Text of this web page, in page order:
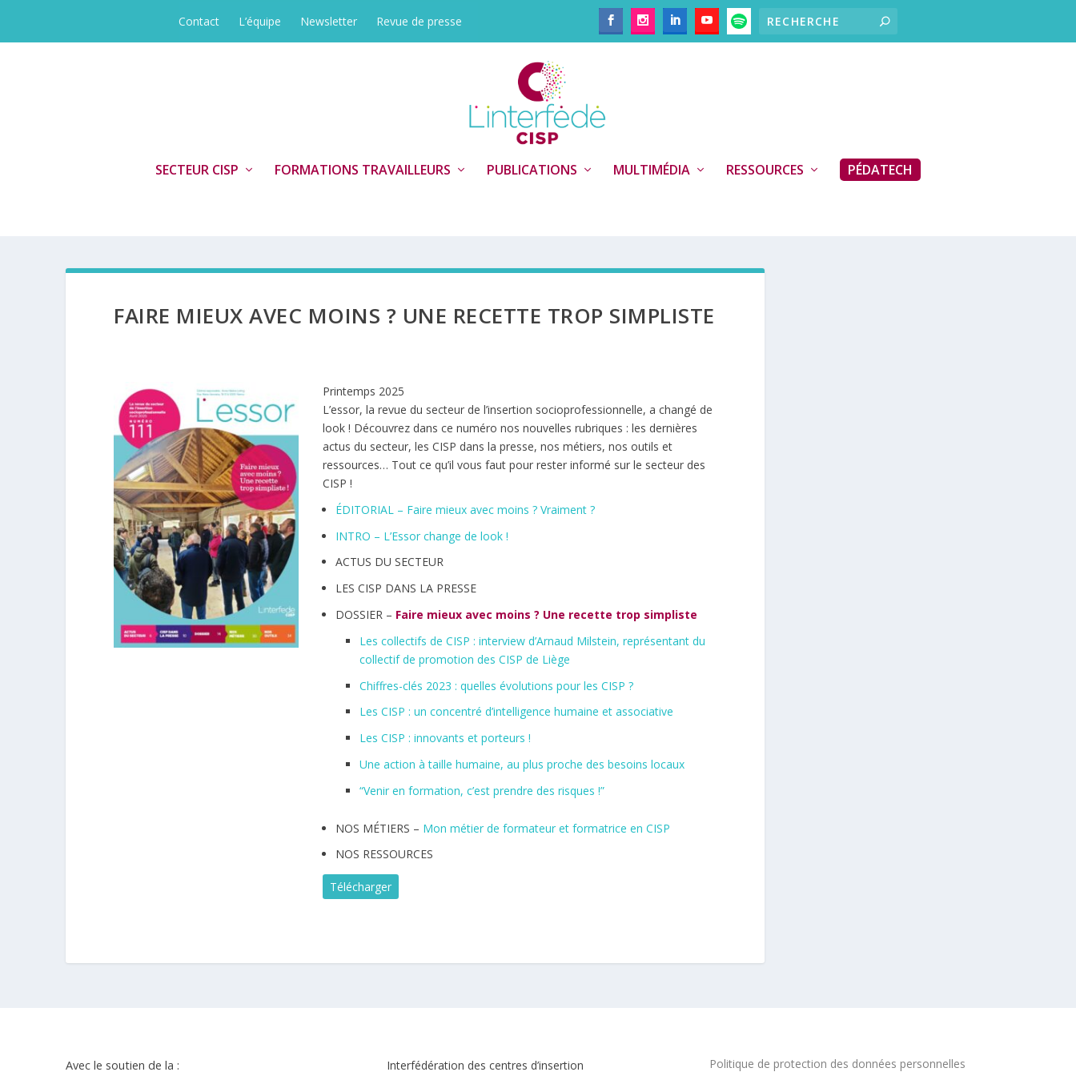
Contact L’équipe Newsletter Revue de presse
SECTEUR CISP FORMATIONS TRAVAILLEURS PUBLICATIONS MULTIMÉDIA RESSOURCES PÉDATECH
FAIRE MIEUX AVEC MOINS ? UNE RECETTE TROP SIMPLISTE
Printemps 2025
L’essor, la revue du secteur de l’insertion socioprofessionnelle, a changé de
look ! Découvrez dans ce numéro nos nouvelles rubriques : les dernières
actus du secteur, les CISP dans la presse, nos métiers, nos outils et
ressources… Tout ce qu’il vous faut pour rester informé sur le secteur des
CISP !
ÉDITORIAL – Faire mieux avec moins ? Vraiment ?
INTRO – L’Essor change de look !
ACTUS DU SECTEUR
LES CISP DANS LA PRESSE
DOSSIER – Faire mieux avec moins ? Une recette trop simpliste
Les collectifs de CISP : interview d’Arnaud Milstein, représentant du
collectif de promotion des CISP de Liège
Chiffres-clés 2023 : quelles évolutions pour les CISP ?
Les CISP : un concentré d’intelligence humaine et associative
Les CISP : innovants et porteurs !
Une action à taille humaine, au plus proche des besoins locaux
“Venir en formation, c’est prendre des risques !”
NOS MÉTIERS – Mon métier de formateur et formatrice en CISP
NOS RESSOURCES
Télécharger
Avec le soutien de la : Interfédération des centres d’insertion
Politique de protection des données personnelles